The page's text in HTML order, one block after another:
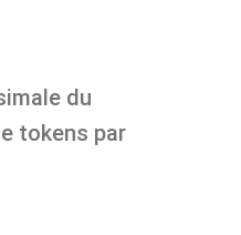
du
tokens par